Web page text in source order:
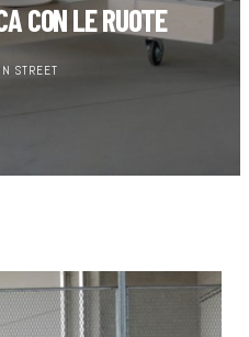
CON LE RUOTE
STREET